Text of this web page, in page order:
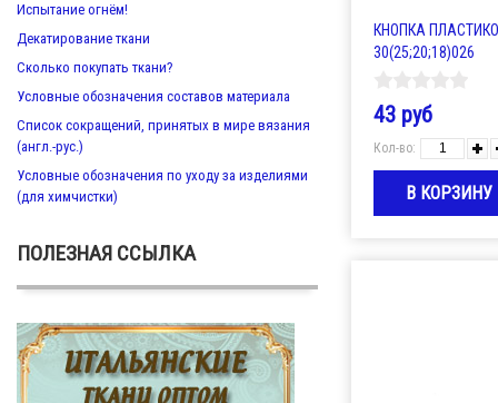
Испытание огнём!
Декатирование ткани
Сколько покупать ткани?
Условные обозначения составов материала
Список сокращений, принятых в мире вязания
(англ.-рус.)
Условные обозначения по уходу за изделиями
(для химчистки)
ПОЛЕЗНАЯ ССЫЛКА
КНОПКА
30(25;20;18)026
43 руб
Кол-во: